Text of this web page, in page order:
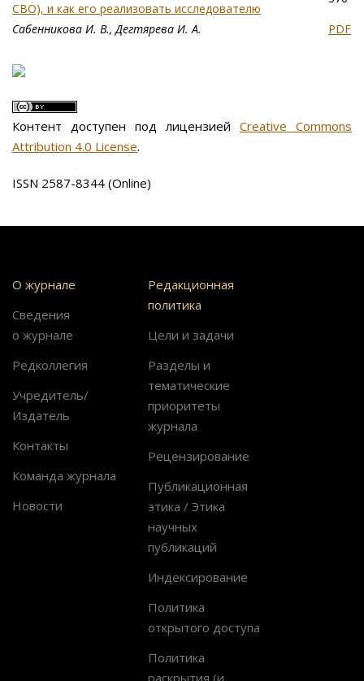
СВО), и как его реализовать исследователю
Сабенникова И. В., Дегтярева И. А.
PDF
Контент доступен под лицензией Creative Commons
Attribution 4.0 License.
ISSN 2587-8344 (Online)
О журнале
Сведения
о журнале
Редколлегия
Учредитель/
Издатель
Контакты
Команда журнала
Новости
Редакционная
политика
Цели и задачи
Разделы и
тематические
приоритеты
журнала
Рецензирование
Публикационная
этика / Этика
научных
публикаций
Индексирование
Политика
открытого доступа
Политика
раскрытия (и